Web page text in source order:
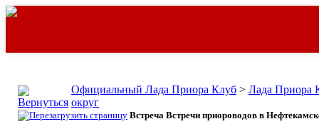
Официальный Лада Приора Клуб > Лада Приора
округ
Встреча Встречи приороводов в